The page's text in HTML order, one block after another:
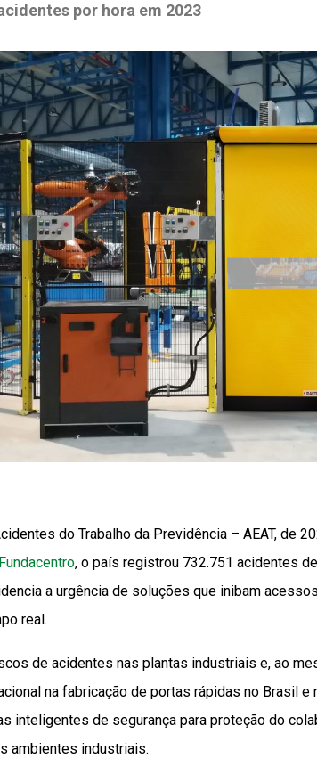
por hora em 2023
do Trabalho da Previdência – AEAT, de
Fundacentro, o país registrou 732.751 acidentes
a urgência de soluções que inibam
real.
de acidentes nas plantas industriais e, ao
na fabricação de portas rápidas no Brasil e
inteligentes de segurança para proteção do
ambientes industriais.